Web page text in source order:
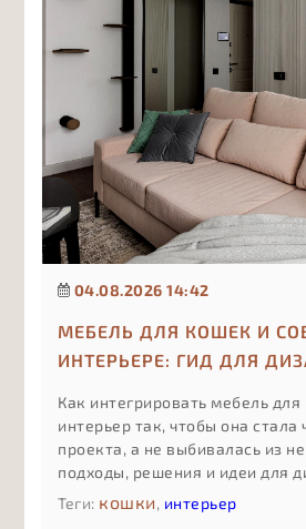
04.08.2026 14:42
МЕБЕЛЬ ДЛЯ КОШЕК И
ИНТЕРЬЕРЕ: ГИД ДЛЯ
Как интегрировать мебель для
интерьер так, чтобы она стала
проекта, а не выбивалась из
подходы, решения и идеи для
которые работают с pet friendly-
Теги: кошки, интерьер